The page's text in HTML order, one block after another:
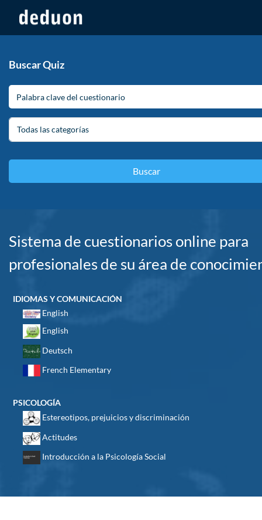
Buscar Quiz
Todas las categorías
Sistema de cuestionarios online para
profesionales de su área de
IDIOMAS Y COMUNICACIÓN
English
English
Deutsch
French Elementary
PSICOLOGÍA
Estereotipos, prejuicios y discriminación
Actitudes
Introducción a la Psicología Social